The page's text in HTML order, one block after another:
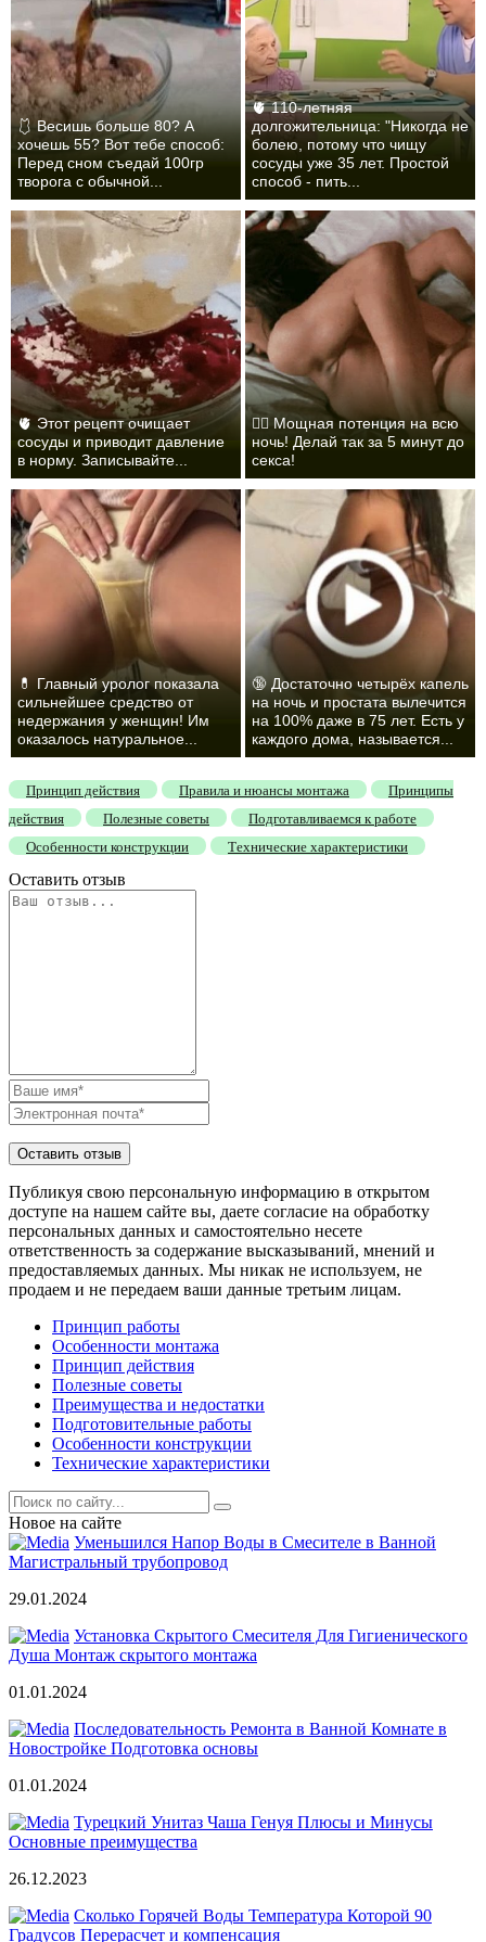
🩱 Весишь больше 80? А
хочешь 55? Вот тебе способ:
Перед сном съедай 100гр
творога с обычной...
🫀 110-летняя
долгожительница: "Никогда не
болею, потому что чищу
сосуды уже 35 лет. Простой
способ - пить...
🫀 Этот рецепт очищает
сосуды и приводит давление
в норму. Записывайте...
❤️‍🔥 Мощная потенция на всю
ночь! Делай так за 5 минут до
секса!
💊 Главный уролог показала
сильнейшее средство от
недержания у женщин! Им
оказалось натуральное...
🔞 Достаточно четырёх капель
на ночь и простата вылечится
на 100% даже в 75 лет. Есть у
каждого дома, называется...
Принцип действия Правила и нюансы монтажа
Принципы
действия
Полезные советы
Подготавливаемся к работе
Особенности конструкции
Технические характеристики
Оставить отзыв
Публикуя свою персональную информацию в открытом
доступе на нашем сайте вы, даете согласие на обработку
персональных данных и самостоятельно несете
ответственность за содержание высказываний, мнений и
предоставляемых данных. Мы никак не используем, не
продаем и не передаем ваши данные третьим лицам.
Принцип работы
Особенности монтажа
Принцип действия
Полезные советы
Преимущества и недостатки
Подготовительные работы
Особенности конструкции
Технические характеристики
Новое на сайте
Уменьшился Напор Воды в Смесителе в Ванной
Магистральный трубопровод
29.01.2024
Установка Скрытого Смесителя Для Гигиенического
Душа Монтаж скрытого монтажа
01.01.2024
Последовательность Ремонта в Ванной Комнате в
Новостройке Подготовка основы
01.01.2024
Турецкий Унитаз Чаша Генуя Плюсы и Минусы
Основные преимущества
26.12.2023
Сколько Горячей Воды Температура Которой 90
Градусов Перерасчет и компенсация